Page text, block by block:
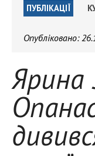
ПУБЛІКАЦІЇ
Опубліковано: